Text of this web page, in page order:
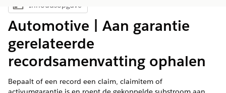
Inhoudsopgave weergeven
Inhoudsopgave
Automotive | Aan garantie
gerelateerde
recordsamenvatting ophalen
Bepaalt of een record een claim, claimitem of